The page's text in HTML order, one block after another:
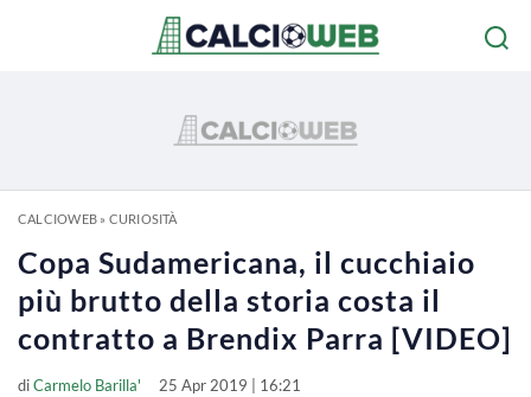
CALCIOWEB» CURIOSITÀ
Copa Sudamericana, il cucchiaio
più brutto della storia costa il
contratto a Brendix Parra [VIDEO]
diCarmelo Barilla' 25 Apr 2019 | 16:21